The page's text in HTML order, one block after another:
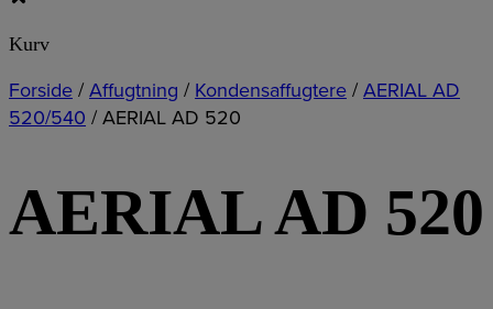
Kurv
Forside / Affugtning / Kondensaffugtere / AERIAL AD
520/540 / AERIAL AD 520
AERIAL AD 520